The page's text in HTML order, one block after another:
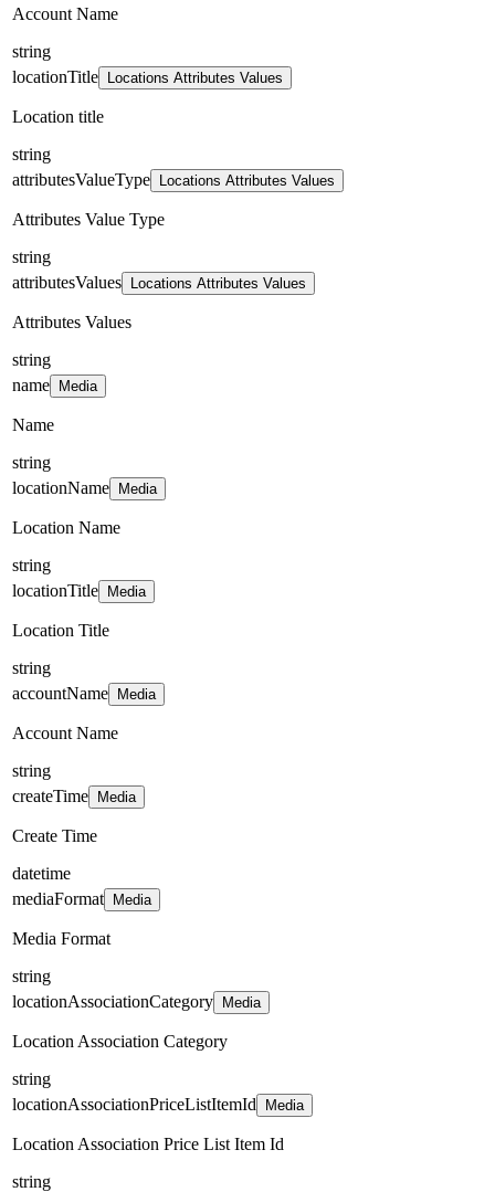
Account Name
string
locationTitle
Locations Attributes Values
Location title
string
attributesValueType
Locations Attributes Values
Attributes Value Type
string
attributesValues
Locations Attributes Values
Attributes Values
string
name
Media
Name
string
locationName
Media
Location Name
string
locationTitle
Media
Location Title
string
accountName
Media
Account Name
string
createTime
Media
Create Time
datetime
mediaFormat
Media
Media Format
string
locationAssociationCategory
Media
Location Association Category
string
locationAssociationPriceListItemId
Media
Location Association Price List Item Id
string